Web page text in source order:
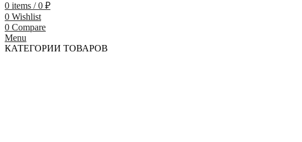
0 items / 0 ₽
0 Wishlist
0 Compare
Menu
КАТЕГОРИИ ТОВАРОВ